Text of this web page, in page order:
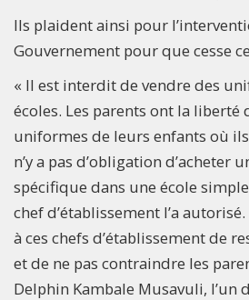
Ils plaident ainsi pour
Gouvernement pour que cesse
« Il est interdit de vendre des
écoles. Les parents ont la liberté
uniformes de leurs enfants où
n’y a pas d’obligation d’acheter
spécifique dans une école
chef d’établissement l’a
à ces chefs d’établissement de
et de ne pas contraindre les
Delphin Kambale Musavuli, l’un